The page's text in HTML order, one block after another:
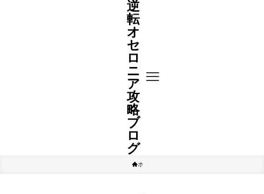
逆
転
オ
セ
ロ
ニ
ア
攻
略
ブ
ロ
グ
ホーム